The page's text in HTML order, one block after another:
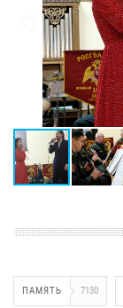
ПАМЯТЬ 7130